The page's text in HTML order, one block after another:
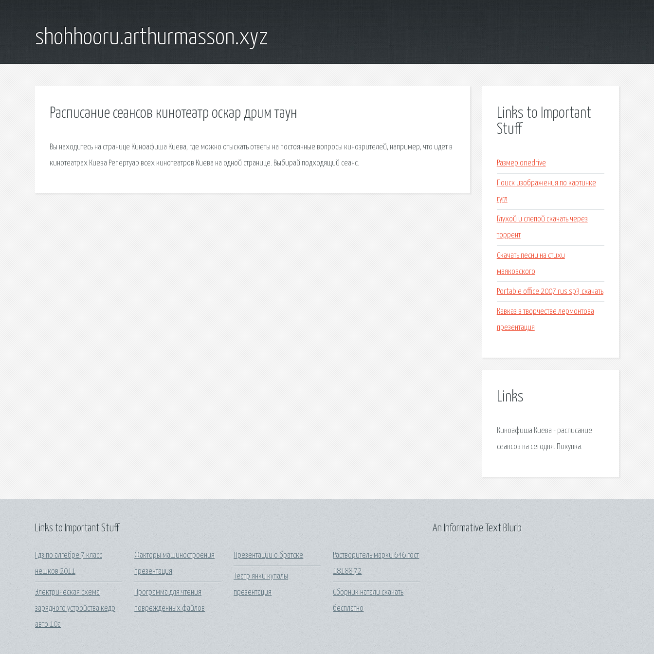
shohhooru.arthurmasson.xyz
Расписание сеансов кинотеатр оскар дрим таун
Вы находитесь на странице Киноафиша Киева, где можно отыскать ответы на постоянные вопросы кинозрителей, например, что идет в
кинотеатрах Киева Репертуар всех кинотеатров Киева на одной странице. Выбирай подходящий сеанс.
Links to Important
Stuff
Размер onedrive
Поиск изображения по картинке
гугл
Глухой и слепой скачать через
торрент
Скачать песни на стихи
маяковского
Portable office 2007 rus sp3 скачать
Кавказ в творчестве лермонтова
презентация
Links
Киноафиша Киева - расписание
сеансов на сегодня. Покупка.
Links to Important Stuff
Гдз по алгебре 7 класс
нешков 2011
Электрическая схема
зарядного устройства кедр
авто 10а
Факторы машиностроения
презентация
Программа для чтения
поврежденных файлов
Презентации о братске
Театр янки купалы
презентация
Растворитель марки 646 гост
18188 72
Сборник натали скачать
бесплатно
An Informative Text Blurb